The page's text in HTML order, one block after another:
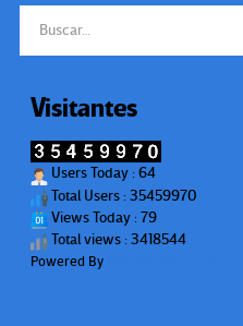
Visitantes
Users Today : 64
Total Users : 35459970
Views Today : 79
Total views : 3418544
Powered By